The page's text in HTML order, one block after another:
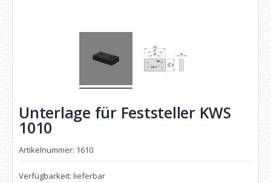
Unterlage für Feststeller KWS
1010
Artikelnummer: 1610
Verfügbarkeit: lieferbar